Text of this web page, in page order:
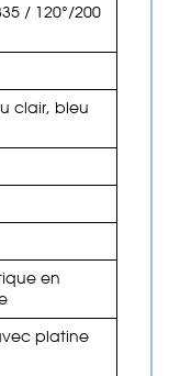
/ 120°/200
clair, bleu
en
platine